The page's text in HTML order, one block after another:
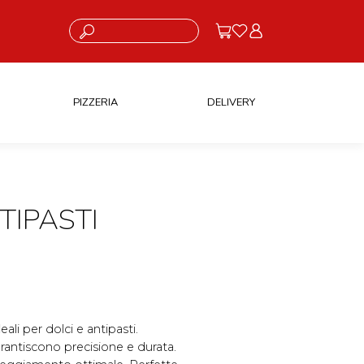
Cosa stai cercando?
PIZZERIA DELIVERY
per dolci e antipasti.
precisione e durata.